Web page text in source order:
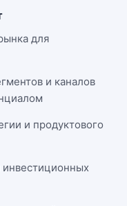
для
и каналов
и продуктового
инвестиционных